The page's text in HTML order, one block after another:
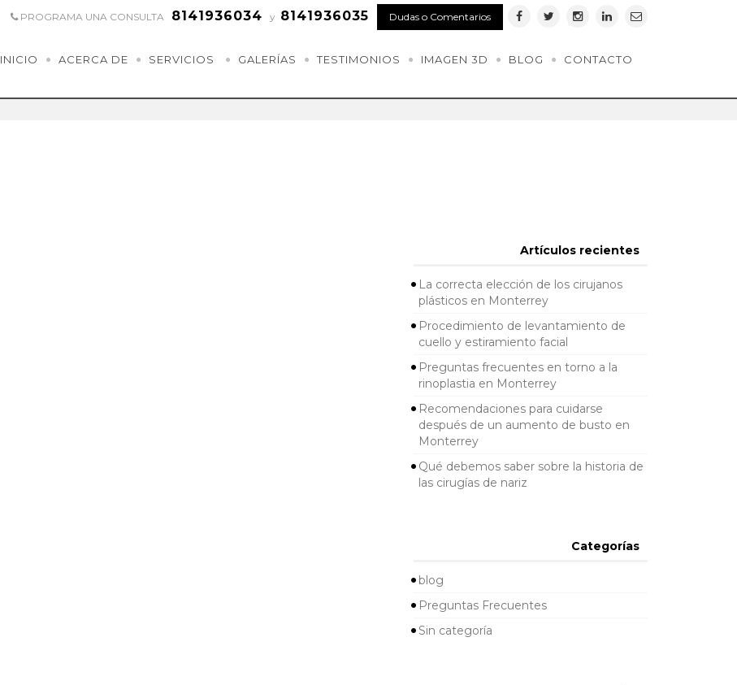
PROGRAMA UNA CONSULTA 8141936034 y 8141936035 Dudas o Comentarios
INICIO ACERCA DE SERVICIOS GALERÍAS TESTIMONIOS IMAGEN 3D BLOG CONTACTO
Artículos recientes
La correcta elección de los cirujanos
plásticos en Monterrey
Procedimiento de levantamiento de
cuello y estiramiento facial
Preguntas frecuentes en torno a la
rinoplastia en Monterrey
Recomendaciones para cuidarse
después de un aumento de busto en
Monterrey
Qué debemos saber sobre la historia de
las cirugías de nariz
Categorías
blog
Preguntas Frecuentes
Sin categoría